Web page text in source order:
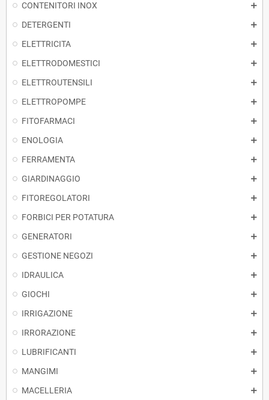
CONTENITORI INOX
DETERGENTI
ELETTRICITA
ELETTRODOMESTICI
ELETTROUTENSILI
ELETTROPOMPE
FITOFARMACI
ENOLOGIA
FERRAMENTA
GIARDINAGGIO
FITOREGOLATORI
FORBICI PER POTATURA
GENERATORI
GESTIONE NEGOZI
IDRAULICA
GIOCHI
IRRIGAZIONE
IRRORAZIONE
LUBRIFICANTI
MANGIMI
MACELLERIA